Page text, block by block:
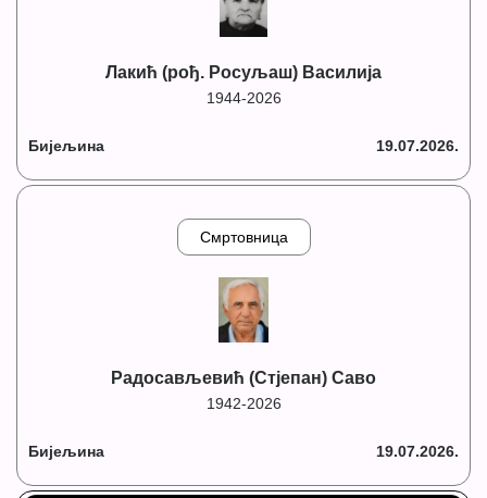
Лакић (рођ. Росуљаш) Василија
1944-2026
Бијељина 19.07.2026.
Смртовница
Радосављевић (Стјепан) Саво
1942-2026
Бијељина 19.07.2026.